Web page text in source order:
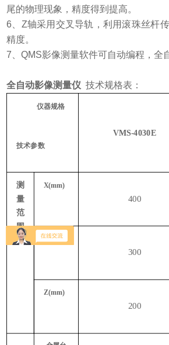
尾的物理现象，精度得到提高。
6、Z轴采用交叉导轨，利用滚珠丝杆
精度。
7、QMS影像测量软件可自动编程，全
全自动影像测量仪 技术规格表：
仪器规格
技术参数
VMS-4030E
测
量
范
围
X(mm)
400
Y(mm)
300
Z(mm)
200